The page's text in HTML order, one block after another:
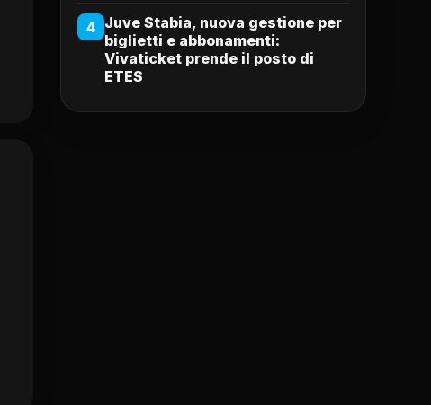
4 Juve Stabia, nuova gestione per
biglietti e abbonamenti:
Vivaticket prende il posto di
ETES